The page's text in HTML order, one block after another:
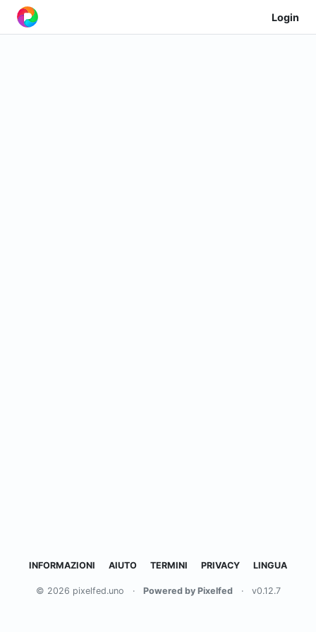
Login
INFORMAZIONI AIUTO TERMINI PRIVACY LINGUA
© 2026 pixelfed.uno · Powered by Pixelfed · v0.12.7